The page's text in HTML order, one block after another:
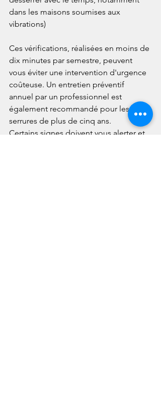
dans les maisons soumises aux
vibrations)
Ces vérifications, réalisées en moins de
dix minutes par semestre, peuvent
vous éviter une intervention d'urgence
coûteuse. Un entretien préventif
annuel par un professionnel est
également recommandé pour les
serrures de plus de cinq ans.
Certains signes doivent vous alerter et